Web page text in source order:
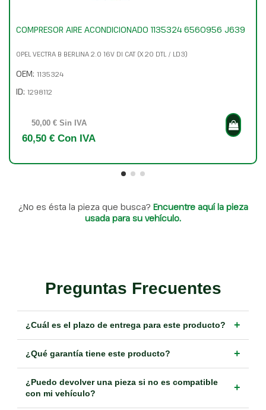
COMPRESOR AIRE ACONDICIONADO 1135324 6560956 J639
OPEL VECTRA B BERLINA 2.0 16V DI CAT (X 20 DTL / LD3)
OEM: 1135324
ID: 1298112
50,00 € Sin IVA
60,50 € Con IVA
¿No es ésta la pieza que busca? Encuentre aquí la pieza
usada para su vehículo.
Preguntas Frecuentes
¿Cuál es el plazo de entrega para este producto? +
¿Qué garantía tiene este producto? +
¿Puedo devolver una pieza si no es compatible
con mi vehículo?
+